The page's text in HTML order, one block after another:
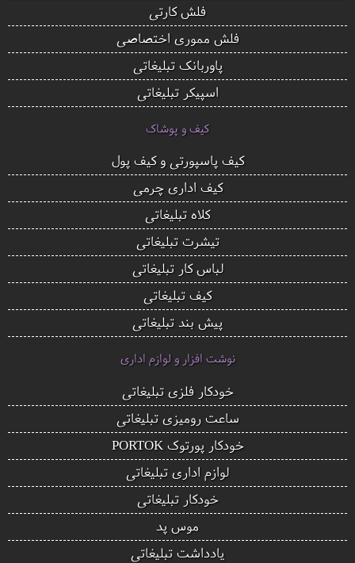
فلش کارتی
فلش مموری اختصاصی
پاوربانک تبلیغاتی
اسپیکر تبلیغاتی
کیف و پوشاک
کیف پاسپورتی و کیف پول
کیف اداری چرمی
کلاه تبلیغاتی
تیشرت تبلیغاتی
لباس کار تبلیغاتی
کیف تبلیغاتی
پیش بند تبلیغاتی
نوشت افزار و لوازم اداری
خودکار فلزی تبلیغاتی
ساعت رومیزی تبلیغاتی
خودکار پورتوک PORTOK
لوازم اداری تبلیغاتی
خودکار تبلیغاتی
موس پد
یادداشت تبلیغاتی